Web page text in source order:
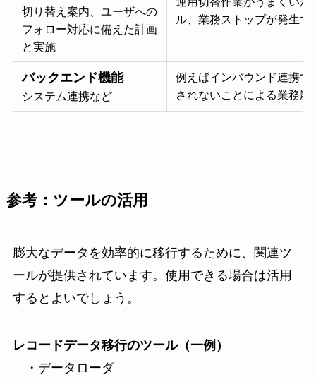
切り替え案内、ユーザへの
フォロー対応に備えた計画
と実施
ル、業務ストップが発生
バックエンド機能
システム連携など
例えばインバウンド連携で
されないことによる業務影
参考： ツールの活用
膨大なデータを効率的に移行するために、関連ツ
ールが提供されています。使用できる場合は活用
するとよいでしょう。
レコードデータ移行のツール（一例）
・データローダ